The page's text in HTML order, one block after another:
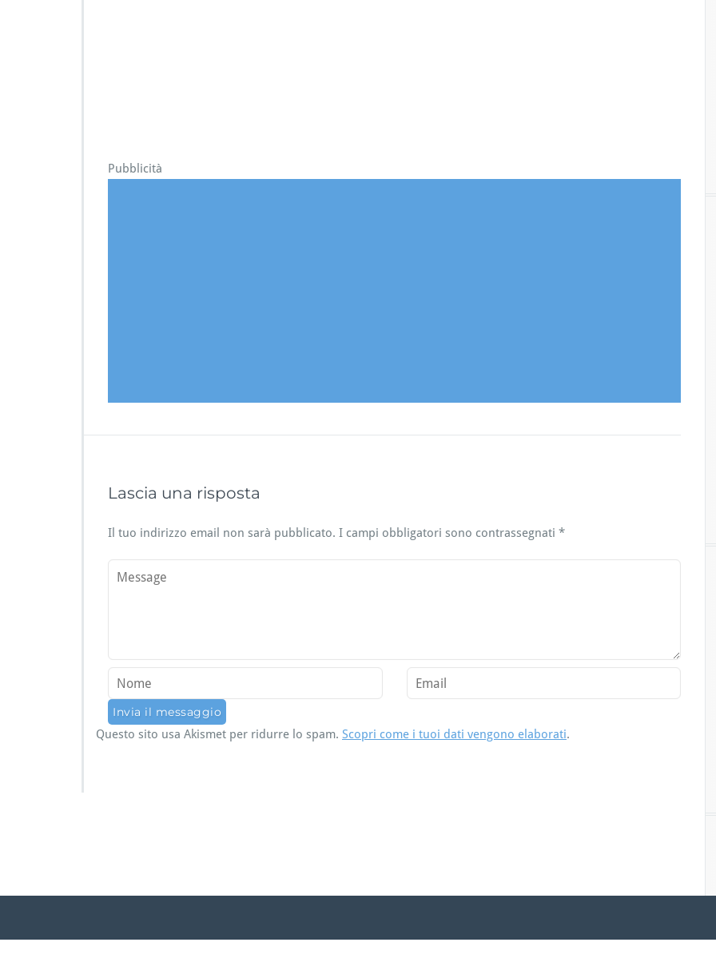
Pubblicità
Lascia una risposta
Il tuo indirizzo email non sarà pubblicato. I campi obbligatori sono contrassegnati *
Questo sito usa Akismet per ridurre lo spam. Scopri come i tuoi dati vengono elaborati.